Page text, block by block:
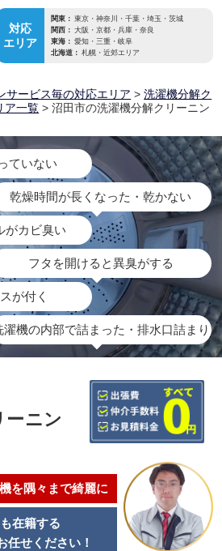
対応
エリア
関東： 東京・神奈川・千葉・埼玉・茨城
関西： 大阪・京都・兵庫・奈良
東海： 愛知・三重・岐阜
北海道： 札幌・近郊エリア
サービス毎の対応エリア >洗濯機分解ク
ア一覧 > 沼田市の洗濯機分解クリーニン
ていない
乾燥時間が長くなった・乾かない
がカビ臭い
フタを開けると異臭がする
が付く
濯機の内部で詰まった・排水口詰まり
ーニン
を隅々まで綺麗に
在籍する
任せください！